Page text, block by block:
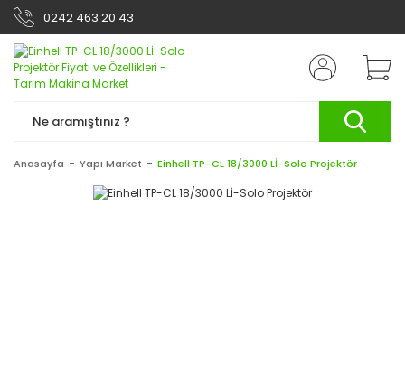
0242 463 20 43
Anasayfa Yapı Market Einhell TP-CL 18/3000 Lİ-Solo Projektör